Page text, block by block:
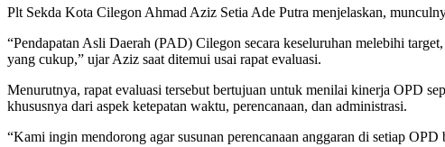
Plt Sekda Kota Cilegon Ahmad Aziz Setia Ade Putra menjelaskan,
“Pendapatan Asli Daerah (PAD) Cilegon secara keseluruhan melebihi
yang cukup,” ujar Aziz saat ditemui usai rapat evaluasi.
Menurutnya, rapat evaluasi tersebut bertujuan untuk menilai kinerja OPD
khususnya dari aspek ketepatan waktu, perencanaan, dan administrasi.
“Kami ingin mendorong agar susunan perencanaan anggaran di setiap OPD